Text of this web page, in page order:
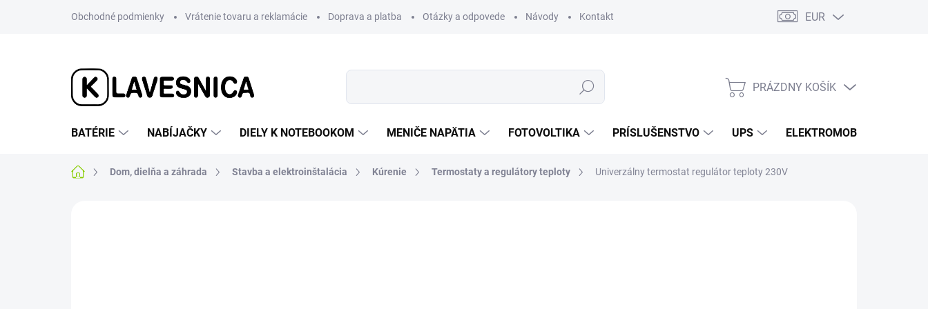
Obchodné podmienky Vrátenie tovaru a reklamácie Doprava a platba Otázky a odpovede Návody Kontakt Podmienky ochrany osobných údajov Súbory cookies
EUR
Hľadať
NÁKUPNÝ
PRÁZDNY KOŠÍK
BATÉRIE NABÍJAČKY DIELY K NOTEBOOKOM MENIČE NAPÄTIA FOTOVOLTIKA PRÍSLUŠENSTVO UPS ELEKTROMOBILITA
DomovDom, dielňa a záhrada Stavba a elektroinštalácia Kúrenie Termostaty a regulátory teploty Univerzálny termostat regulátor teploty 230V